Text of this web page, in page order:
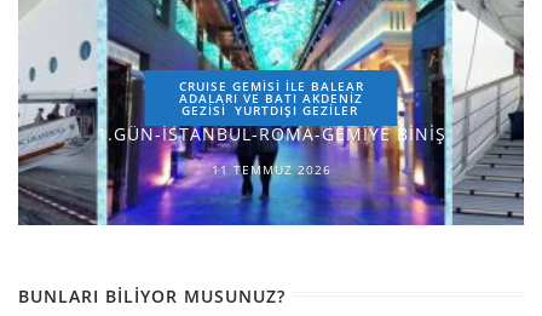
CRUISE GEMİSİ İLE BALEAR
ADALARI VE BATI AKDENİZ
GEZİSİ YURTDIŞI GEZILER
1.GÜN-İSTANBUL-ROMA-GEMİYE BİNİŞ
11 TEMMUZ 2026
BUNLARI BILIYOR MUSUNUZ?